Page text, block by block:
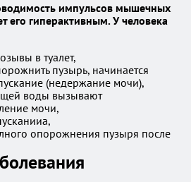
импульсов мышечных
его гиперактивным. У человека
в туалет,
пузырь, начинается
(недержание мочи),
воды вызывают
мочи,
опорожнения пузыря после